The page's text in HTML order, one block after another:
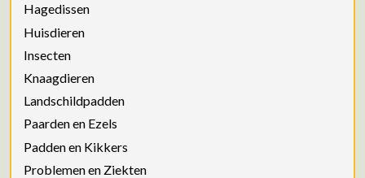
Hagedissen
Huisdieren
Insecten
Knaagdieren
Landschildpadden
Paarden en Ezels
Padden en Kikkers
Problemen en Ziekten